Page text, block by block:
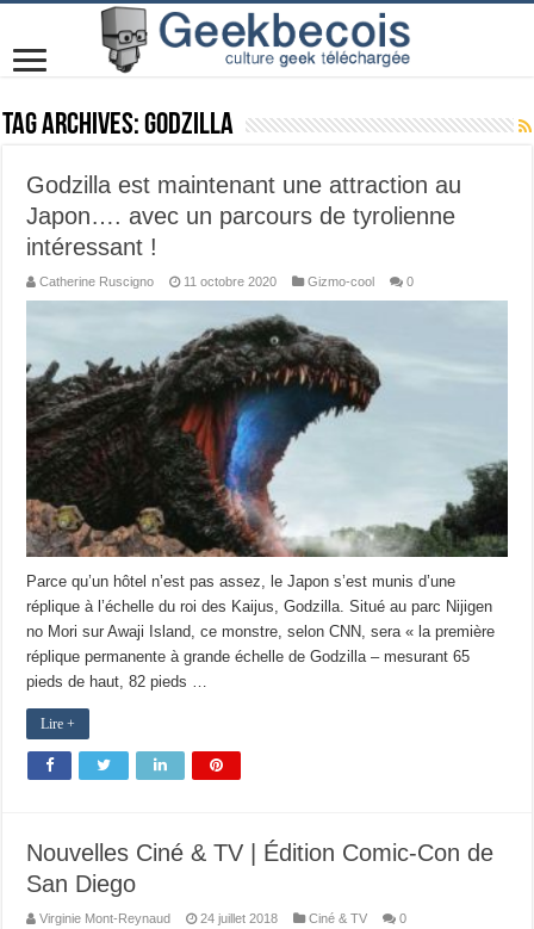
Tag Archives:godzilla
Godzilla est maintenant une attraction au
Japon…. avec un parcours de tyrolienne
intéressant !
Catherine Ruscigno 11 octobre 2020 Gizmo-cool 0
Parce qu’un hôtel n’est pas assez, le Japon s’est munis d’une
réplique à l’échelle du roi des Kaijus, Godzilla. Situé au parc Nijigen
no Mori sur Awaji Island, ce monstre, selon CNN, sera « la première
réplique permanente à grande échelle de Godzilla – mesurant 65
pieds de haut, 82 pieds …
Lire +
Nouvelles Ciné & TV | Édition Comic-Con de
San Diego
Virginie Mont-Reynaud 24 juillet 2018 Ciné & TV 0